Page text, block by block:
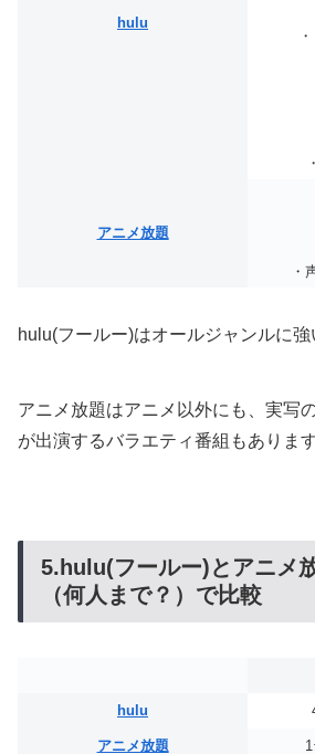
hulu
アニメ放題
・
hulu(フールー)はオールジャンルに強
アニメ放題はアニメ以外にも、実写
が出演するバラエティ番組もあります
5.hulu(フールー)とアニメ
（何人まで？）で比較
hulu
アニメ放題